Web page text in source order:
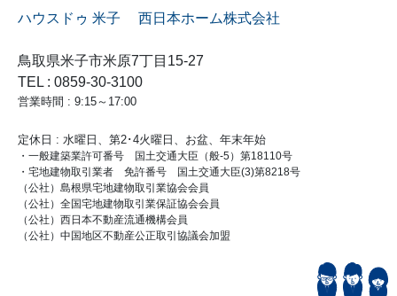
ハウスドゥ 米子 西日本ホーム株式会社
鳥取県米子市米原7丁目15-27
TEL : 0859-30-3100
営業時間 : 9:15～17:00
定休日 : 水曜日、第2･4火曜日、お盆、年末年始
・一般建築業許可番号 国土交通大臣（般-5）第18110号
・宅地建物取引業者 免許番号 国土交通大臣(3)第8218号
（公社）島根県宅地建物取引業協会会員
（公社）全国宅地建物取引業保証協会会員
（公社）西日本不動産流通機構会員
（公社）中国地区不動産公正取引協議会加盟